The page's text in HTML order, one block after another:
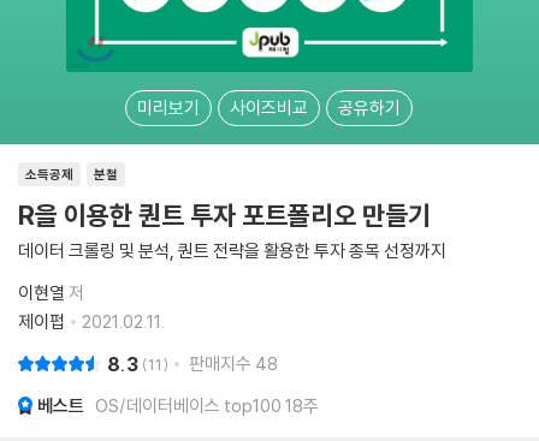
미리보기 사이즈비교 공유하기
소득공제 분철
R을 이용한 퀀트 투자 포트폴리오 만들기
데이터 크롤링 및 분석, 퀀트 전략을 활용한 투자 종목 선정까지
이현열 저
제이펍
2021.02.11.
8.3 11 판매지수 48
베스트 OS/데이터베이스 top100 18주